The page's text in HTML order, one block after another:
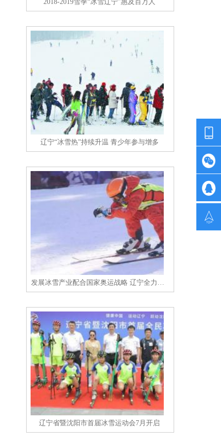
2018-2019雪季“冰雪辽宁”惠及百万人
辽宁“冰雪热”持续升温 青少年参与增多
辽宁省暨沈阳市首届冰雪运动会7月开启